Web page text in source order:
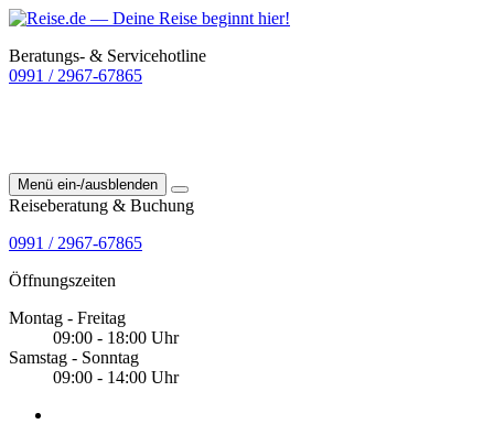
Beratungs- & Servicehotline
0991 / 2967-67865
Menü ein-/ausblenden
Reiseberatung & Buchung
0991 / 2967-67865
Öffnungszeiten
Montag - Freitag
09:00 - 18:00 Uhr
Samstag - Sonntag
09:00 - 14:00 Uhr